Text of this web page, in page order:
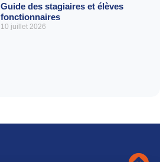
Guide des stagiaires et élèves
fonctionnaires
10 juillet 2026